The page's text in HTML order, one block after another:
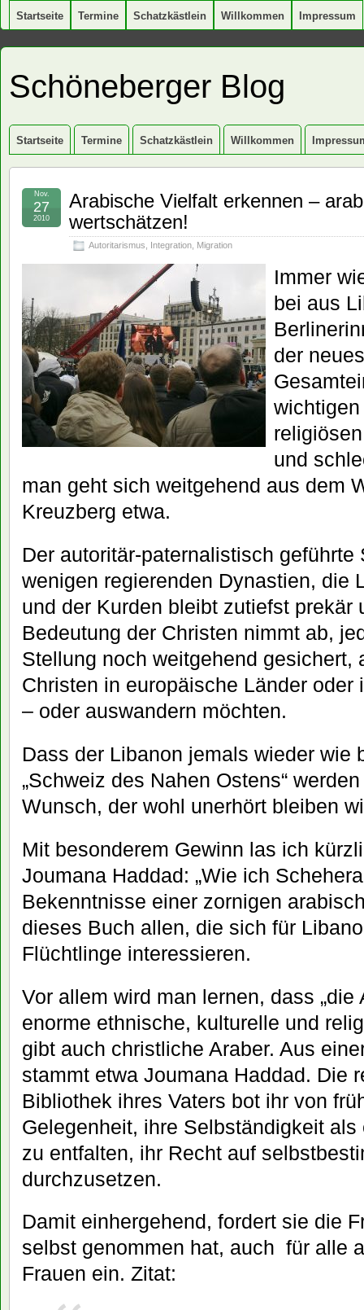
Startseite Termine Schatzkästlein Willkommen Impressum
Schöneberger Blog
Startseite Termine Schatzkästlein Willkommen
Arabische Vielfalt erkennen –
wertschätzen!
Autoritarismus Integration Migration
Nov.
27
2010
Immer
bei aus
der
und
man geht sich weitgehend aus dem
Kreuzberg etwa.
Der autoritär-paternalistisch
wenigen regierenden Dynastien, die
und der Kurden bleibt zutiefst prekär
Bedeutung der Christen nimmt ab,
Stellung noch weitgehend gesichert,
Christen in europäische Länder oder
– oder auswandern möchten.
Dass der Libanon jemals wieder wie
„Schweiz des Nahen Ostens“
Wunsch, der wohl unerhört bleiben
Mit besonderem Gewinn las ich
Joumana Haddad: „Wie ich
Bekenntnisse einer zornigen
dieses Buch allen, die sich für
Flüchtlinge interessieren.
Vor allem wird man lernen, dass „die
enorme ethnische, kulturelle und
gibt auch christliche Araber. Aus
stammt etwa Joumana Haddad. Die
Bibliothek ihres Vaters bot ihr von
Gelegenheit, ihre Selbständigkeit
zu entfalten, ihr Recht auf
durchzusetzen.
Damit einhergehend, fordert sie die
selbst genommen hat, auch für alle
Frauen ein. Zitat: